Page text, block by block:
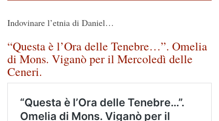
Indovinare l’etnia di Daniel…
“Questa è l’Ora delle Tenebre…”. Omelia
di Mons. Viganò per il Mercoledì delle
Ceneri.